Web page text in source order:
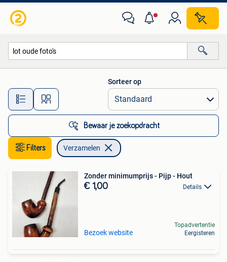
Alle afstanden…
Sorteer op
Bewaar je zoekopdracht
Filters Verzamelen
Zonder minimumprijs - Pijp - Hout
€ 1,00 Details
Bezoek website
Topadvertentie
Eergisteren